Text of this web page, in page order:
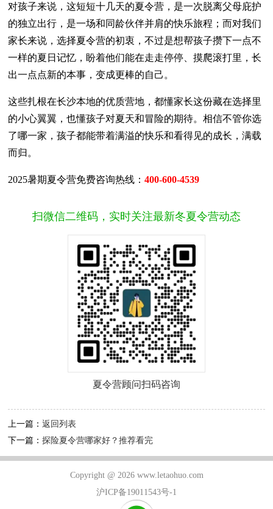
对孩子来说，这短短十几天的夏令营，是一次脱离父母庇护
的独立出行，是一场和同龄伙伴并肩的快乐旅程；而对我们
家长来说，选择夏令营的初衷，不过是想帮孩子攒下一点不
一样的夏日记忆，盼着他们能在走走停停、摸爬滚打里，长
出一点点新的本事，变成更棒的自己。
这些扎根在长沙本地的优质营地，都懂家长这份藏在选择里
的小心翼翼，也懂孩子对夏天和冒险的期待。相信不管你选
了哪一家，孩子都能带着满溢的快乐和看得见的成长，满载
而归。
2025暑期夏令营免费咨询热线：400-600-4539
扫微信二维码，实时关注最新冬夏令营动态
夏令营顾问扫码咨询
上一篇：返回列表
下一篇：探险夏令营哪家好？推荐看完
Copyright @ 2026 www.letaohuo.com
沪ICP备19011543号-1